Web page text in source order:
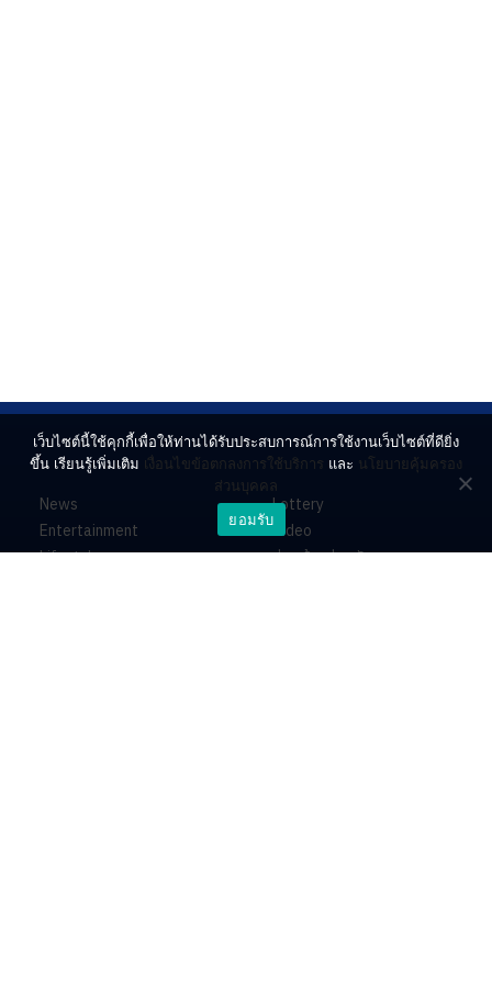
News
Entertainment
Lifestyle
Lottery
Video
ร่วมด้วยช่วยกัน
เว็บไซต์นี้ใช้คุกกี้เพื่อให้ท่านได้รับประสบการณ์การใช้งานเว็บไซต์ที่ดียิ่ง
ขึ้น เรียนรู้เพิ่มเติม เงื่อนไขข้อตกลงการใช้บริการ และ นโยบายคุ้มครอง
ส่วนบุคคล
ยอมรับ